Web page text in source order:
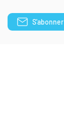
S'abonner